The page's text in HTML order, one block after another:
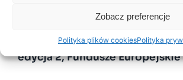
Zobacz preferencje
Polityka plików cookiesPolityka
Odnawialne źródła energii w
edycja 2, Fundusze Europejskie